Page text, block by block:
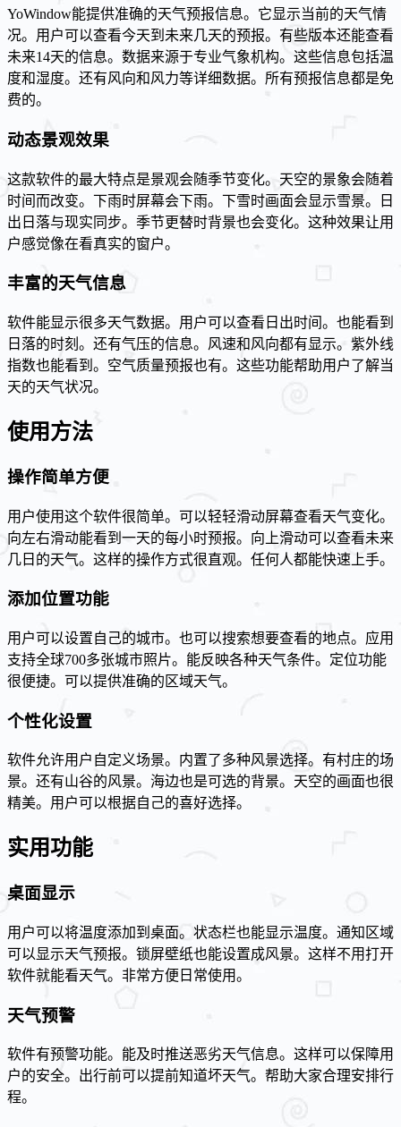
YoWindow能提供准确的天气预报信息。它显示当前的天气情
况。用户可以查看今天到未来几天的预报。有些版本还能查看
未来14天的信息。数据来源于专业气象机构。这些信息包括温
度和湿度。还有风向和风力等详细数据。所有预报信息都是免
费的。
动态景观效果
这款软件的最大特点是景观会随季节变化。天空的景象会随着
时间而改变。下雨时屏幕会下雨。下雪时画面会显示雪景。日
出日落与现实同步。季节更替时背景也会变化。这种效果让用
户感觉像在看真实的窗户。
丰富的天气信息
软件能显示很多天气数据。用户可以查看日出时间。也能看到
日落的时刻。还有气压的信息。风速和风向都有显示。紫外线
指数也能看到。空气质量预报也有。这些功能帮助用户了解当
天的天气状况。
使用方法
操作简单方便
用户使用这个软件很简单。可以轻轻滑动屏幕查看天气变化。
向左右滑动能看到一天的每小时预报。向上滑动可以查看未来
几日的天气。这样的操作方式很直观。任何人都能快速上手。
添加位置功能
用户可以设置自己的城市。也可以搜索想要查看的地点。应用
支持全球700多张城市照片。能反映各种天气条件。定位功能
很便捷。可以提供准确的区域天气。
个性化设置
软件允许用户自定义场景。内置了多种风景选择。有村庄的场
景。还有山谷的风景。海边也是可选的背景。天空的画面也很
精美。用户可以根据自己的喜好选择。
实用功能
桌面显示
用户可以将温度添加到桌面。状态栏也能显示温度。通知区域
可以显示天气预报。锁屏壁纸也能设置成风景。这样不用打开
软件就能看天气。非常方便日常使用。
天气预警
软件有预警功能。能及时推送恶劣天气信息。这样可以保障用
户的安全。出行前可以提前知道坏天气。帮助大家合理安排行
程。